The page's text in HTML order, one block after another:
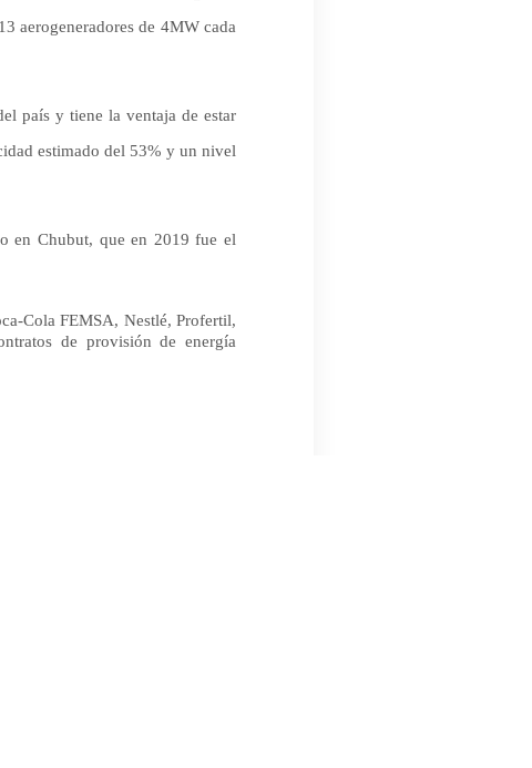
aerogeneradores de 4MW cada
país y tiene la ventaja de estar
estimado del 53% y un nivel
en Chubut, que en 2019 fue el
Cola FEMSA, Nestlé, Profertil,
de provisión de energía